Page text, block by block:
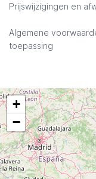
Prijswijzigingen en
Algemene
toepassing
+
−